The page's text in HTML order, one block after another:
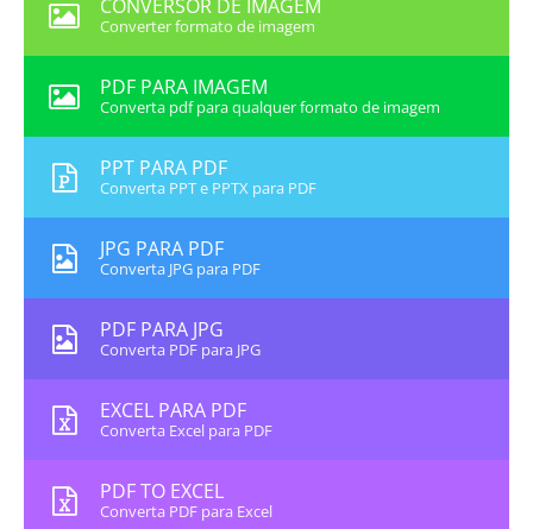
CONVERSOR DE IMAGEM
Converter formato de imagem
PDF PARA IMAGEM
Converta pdf para qualquer formato de imagem
PPT PARA PDF
Converta PPT e PPTX para PDF
JPG PARA PDF
Converta JPG para PDF
PDF PARA JPG
Converta PDF para JPG
EXCEL PARA PDF
Converta Excel para PDF
PDF TO EXCEL
Converta PDF para Excel